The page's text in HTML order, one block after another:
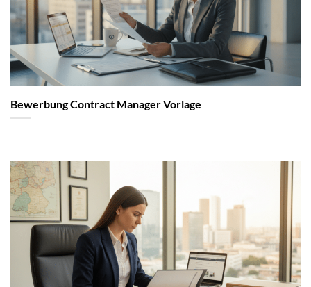
Bewerbung Contract Manager Vorlage